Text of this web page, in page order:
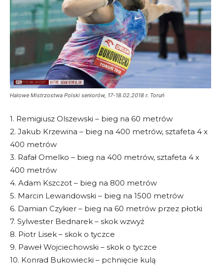
Halowe Mistrzostwa Polski seniorów, 17-18.02.2018 r. Toruń
1. Remigiusz Olszewski – bieg na 60 metrów
2. Jakub Krzewina – bieg na 400 metrów, sztafeta 4 x
400 metrów
3. Rafał Omelko – bieg na 400 metrów, sztafeta 4 x
400 metrów
4. Adam Kszczot – bieg na 800 metrów
5. Marcin Lewandowski – bieg na 1500 metrów
6. Damian Czykier – bieg na 60 metrów przez płotki
7. Sylwester Bednarek – skok wzwyż
8. Piotr Lisek – skok o tyczce
9. Paweł Wojciechowski – skok o tyczce
10. Konrad Bukowiecki – pchnięcie kulą